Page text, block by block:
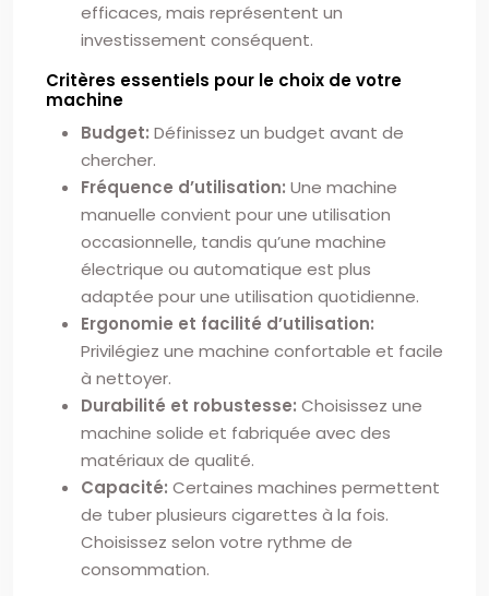
efficaces, mais représentent un
investissement conséquent.
Critères essentiels pour le choix de votre
machine
Budget: Définissez un budget avant de
chercher.
Fréquence d’utilisation: Une machine
manuelle convient pour une utilisation
occasionnelle, tandis qu’une machine
électrique ou automatique est plus
adaptée pour une utilisation quotidienne.
Ergonomie et facilité d’utilisation:
Privilégiez une machine confortable et facile
à nettoyer.
Durabilité et robustesse: Choisissez une
machine solide et fabriquée avec des
matériaux de qualité.
Capacité: Certaines machines permettent
de tuber plusieurs cigarettes à la fois.
Choisissez selon votre rythme de
consommation.